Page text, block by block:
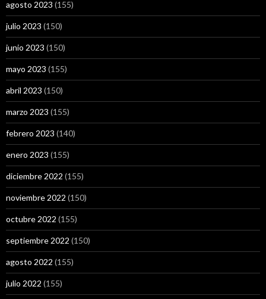
agosto 2023 (155)
julio 2023 (150)
junio 2023 (150)
mayo 2023 (155)
abril 2023 (150)
marzo 2023 (155)
febrero 2023 (140)
enero 2023 (155)
diciembre 2022 (155)
noviembre 2022 (150)
octubre 2022 (155)
septiembre 2022 (150)
agosto 2022 (155)
julio 2022 (155)